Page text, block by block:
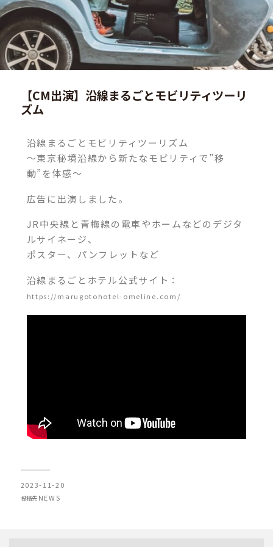
【CM出演】沿線まるごとモビリティツーリ
ズム
沿線まるごとモビリティツーリズム
～東京秘境沿線から新たなモビリティで”移
動”を体感～
広告に出演しました。
JR中央線と青梅線の電車やホームなどのデジタ
ルサイネージ、
ポスター、パンフレットなど
沿線まるごとホテル公式サイト：
https://marugotohotel-omeline.com/
2023-11-20
投稿先 NEWS